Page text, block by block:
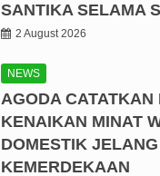
SANTIKA SELAMA
2 August 2026
NEWS
AGODA CATATKAN
KENAIKAN MINAT
DOMESTIK
KEMERDEKAAN